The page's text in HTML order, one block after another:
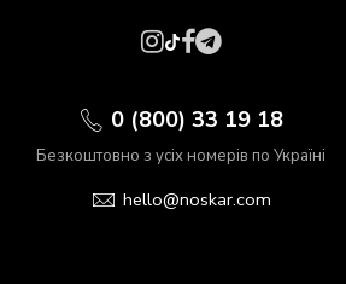
0 (800) 33 19 18
Безкоштовно з усіх номерів по Україні
hello@noskar.com